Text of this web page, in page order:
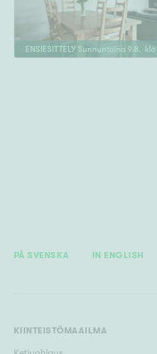
ENSIESITTELY Sunnuntaina 9. 8. klo
PÅ SVENSKA IN ENGLISH
KIINTEISTÖMAAILMA